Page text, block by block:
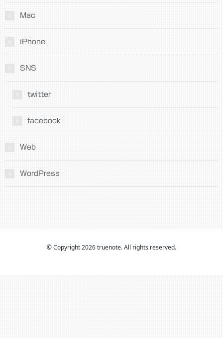
Mac
iPhone
SNS
twitter
facebook
Web
WordPress
© Copyright 2026 truenote. All rights reserved.